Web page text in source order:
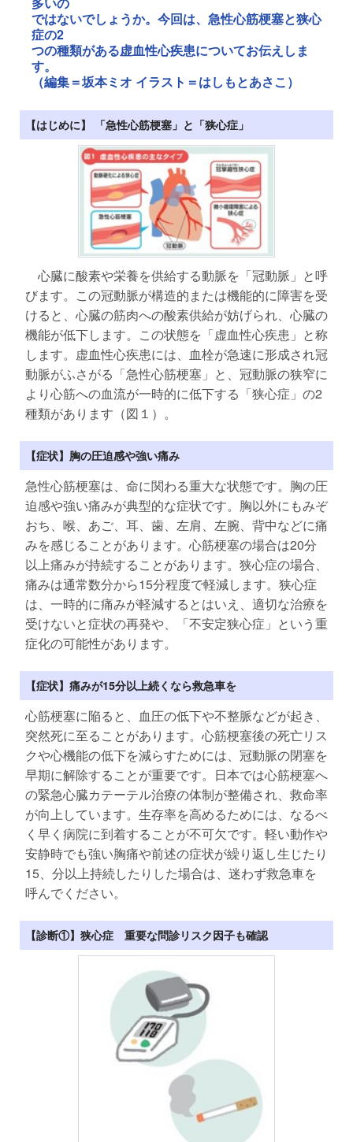
ではないでしょうか。今回は、急性心筋梗塞と狭心
症の2
つの種類がある虚血性心疾患についてお伝えしま
す。
（編集＝坂本ミオ イラスト＝はしもとあさこ）
【はじめに】 「急性心筋梗塞」と「狭心症」
心臓に酸素や栄養を供給する動脈を「冠動脈」と呼
びます。この冠動脈が構造的または機能的に障害を受
けると、心臓の筋肉への酸素供給が妨げられ、心臓の
機能が低下します。この状態を「虚血性心疾患」と称
します。虚血性心疾患には、血栓が急速に形成され冠
動脈がふさがる「急性心筋梗塞」と、冠動脈の狭窄に
より心筋への血流が一時的に低下する「狭心症」の2
種類があります（図１）。
【症状】胸の圧迫感や強い痛み
急性心筋梗塞は、命に関わる重大な状態です。胸の圧
迫感や強い痛みが典型的な症状です。胸以外にもみぞ
おち、喉、あご、耳、歯、左肩、左腕、背中などに痛
みを感じることがあります。心筋梗塞の場合は20分
以上痛みが持続することがあります。狭心症の場合、
痛みは通常数分から15分程度で軽減します。狭心症
は、一時的に痛みが軽減するとはいえ、適切な治療を
受けないと症状の再発や、「不安定狭心症」という重
症化の可能性があります。
【症状】痛みが15分以上続くなら救急車を
心筋梗塞に陥ると、血圧の低下や不整脈などが起き、
突然死に至ることがあります。心筋梗塞後の死亡リス
クや心機能の低下を減らすためには、冠動脈の閉塞を
早期に解除することが重要です。日本では心筋梗塞へ
の緊急心臓カテーテル治療の体制が整備され、救命率
が向上しています。生存率を高めるためには、なるべ
く早く病院に到着することが不可欠です。軽い動作や
安静時でも強い胸痛や前述の症状が繰り返し生じたり
15、分以上持続したりした場合は、迷わず救急車を
呼んでください。
【診断①】狭心症 重要な問診リスク因子も確認